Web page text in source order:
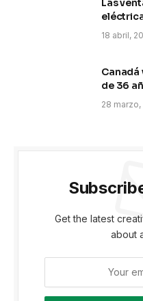
Las
18 abril,
Canadá
de 36
28 marzo,
Get the latest
about